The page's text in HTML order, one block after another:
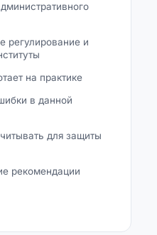
регулирование и
на практике
в данной
для защиты
рекомендации